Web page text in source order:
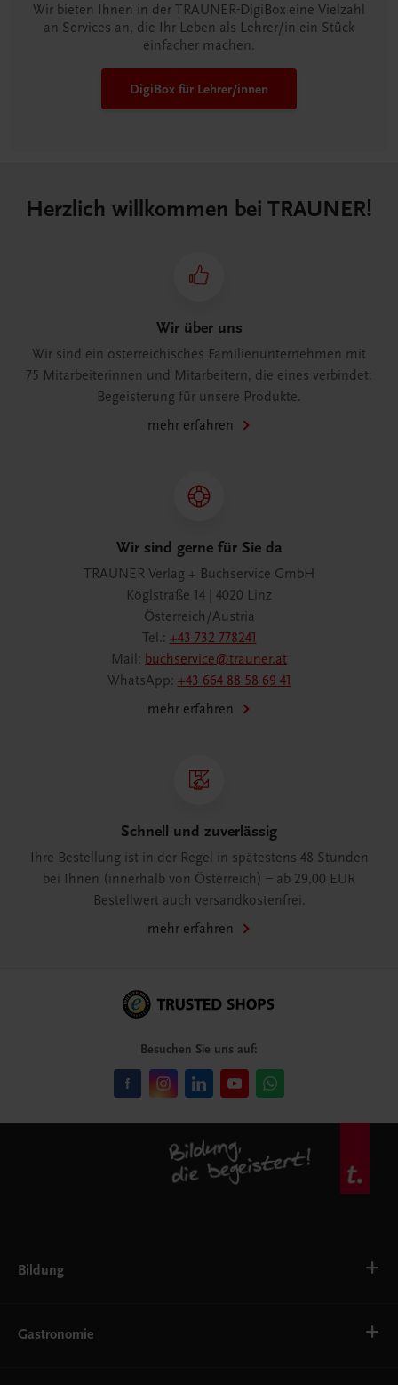
Wir bieten Ihnen in der TRAUNER-DigiBox eine Vielzahl
an Services an, die Ihr Leben als Lehrer/in ein Stück
einfacher machen.
DigiBox für Lehrer/innen
Herzlich willkommen bei TRAUNER!
Wir über uns
Wir sind ein österreichisches Familienunternehmen mit
75 Mitarbeiterinnen und Mitarbeitern, die eines verbindet:
Begeisterung für unsere Produkte.
mehr erfahren
Wir sind gerne für Sie da
TRAUNER Verlag + Buchservice GmbH
Köglstraße 14 | 4020 Linz
Österreich/Austria
Tel.: +43 732 778241
Mail: buchservice@trauner.at
WhatsApp: +43 664 88 58 69 41
mehr erfahren
Schnell und zuverlässig
Ihre Bestellung ist in der Regel in spätestens 48 Stunden
bei Ihnen (innerhalb von Österreich) – ab 29,00 EUR
Bestellwert auch versandkostenfrei.
mehr erfahren
Besuchen Sie uns auf:
Bildung
AHS
Gastronomie